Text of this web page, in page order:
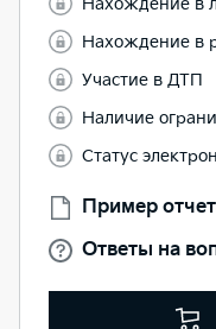
Нахождение в
Участие в ДТП
Наличие
Статус
Пример
Ответы на